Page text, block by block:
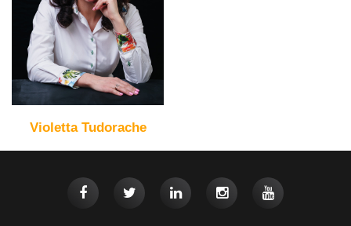
Violetta Tudorache